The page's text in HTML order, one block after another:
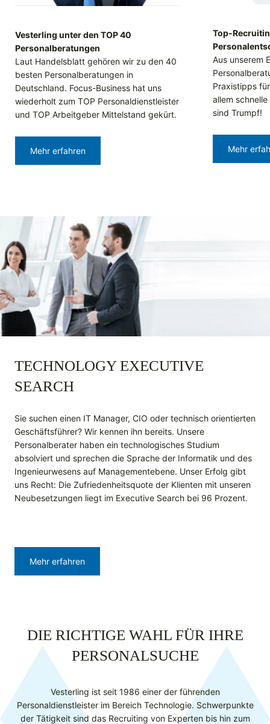
Vesterling unter den TOP 40
Personalberatungen
Laut Handelsblatt gehören wir zu den 40
besten Personalberatungen in
Deutschland. Focus-Business hat uns
wiederholt zum TOP Personaldienstleister
und TOP Arbeitgeber Mittelstand gekürt.
Mehr erfahren
Top-
Aus unserem
Praxistipps
allem
sind Trumpf!
Mehr
TECHNOLOGY EXECUTIVE
SEARCH
Sie suchen einen IT Manager, CIO oder technisch orientierten
Geschäftsführer? Wir kennen ihn bereits. Unsere
Personalberater haben ein technologisches Studium
absolviert und sprechen die Sprache der Informatik und des
Ingenieurwesens auf Managementebene. Unser Erfolg gibt
uns Recht: Die Zufriedenheitsquote der Klienten mit unseren
Neubesetzungen liegt im Executive Search bei 96 Prozent.
Mehr erfahren
DIE RICHTIGE WAHL FÜR IHRE
PERSONALSUCHE
Vesterling ist seit 1986 einer der führenden
Personaldienstleister im Bereich Technologie. Schwerpunkte
der Tätigkeit sind das Recruiting von Experten bis hin zum